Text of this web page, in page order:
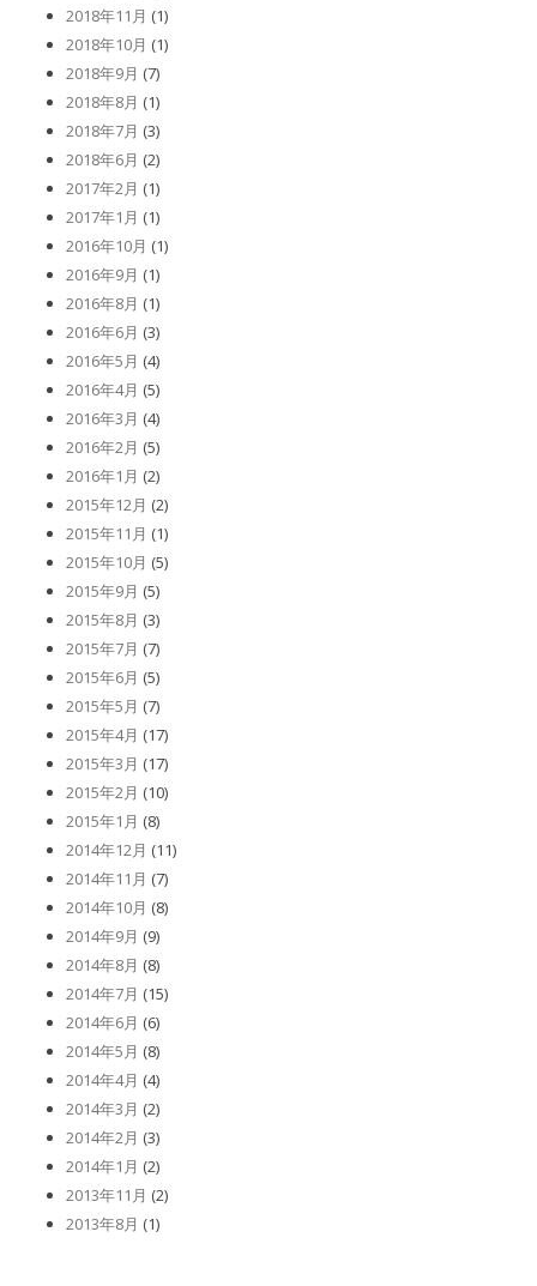
2018年11月 (1)
2018年10月 (1)
2018年9月 (7)
2018年8月 (1)
2018年7月 (3)
2018年6月 (2)
2017年2月 (1)
2017年1月 (1)
2016年10月 (1)
2016年9月 (1)
2016年8月 (1)
2016年6月 (3)
2016年5月 (4)
2016年4月 (5)
2016年3月 (4)
2016年2月 (5)
2016年1月 (2)
2015年12月 (2)
2015年11月 (1)
2015年10月 (5)
2015年9月 (5)
2015年8月 (3)
2015年7月 (7)
2015年6月 (5)
2015年5月 (7)
2015年4月 (17)
2015年3月 (17)
2015年2月 (10)
2015年1月 (8)
2014年12月 (11)
2014年11月 (7)
2014年10月 (8)
2014年9月 (9)
2014年8月 (8)
2014年7月 (15)
2014年6月 (6)
2014年5月 (8)
2014年4月 (4)
2014年3月 (2)
2014年2月 (3)
2014年1月 (2)
2013年11月 (2)
2013年8月 (1)